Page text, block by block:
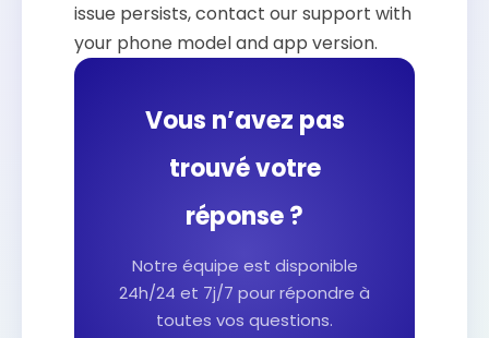
issue persists, contact our support with
your phone model and app version.
Vous n’avez pas
trouvé votre
réponse ?
Notre équipe est disponible
24h/24 et 7j/7 pour répondre à
toutes vos questions.